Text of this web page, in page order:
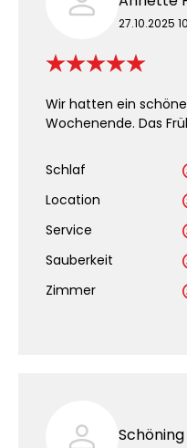
27.10.2025
Wir hatten ein
Wochenende. Das
Schlaf
Location
Service
Sauberkeit
Zimmer
Schöning